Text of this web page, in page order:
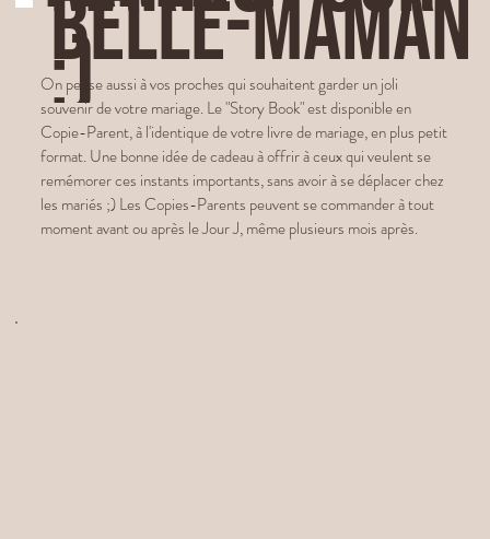
BELLE-MAMAN
:)
On pense aussi à vos proches qui souhaitent garder un joli
souvenir de votre mariage. Le "Story Book" est disponible en
Copie-Parent, à l'identique de votre livre de mariage, en plus petit
format. Une bonne idée de cadeau à offrir à ceux qui veulent se
remémorer ces instants importants, sans avoir à se déplacer chez
les mariés ;) Les Copies-Parents peuvent se commander à tout
moment avant ou après le Jour J, même plusieurs mois après.